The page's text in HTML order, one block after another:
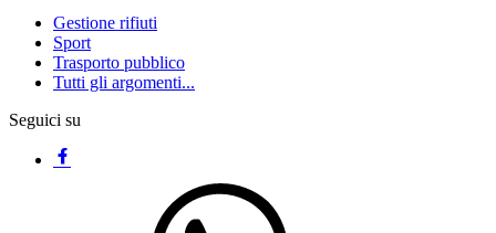
Gestione rifiuti
Sport
Trasporto pubblico
Tutti gli argomenti...
Seguici su